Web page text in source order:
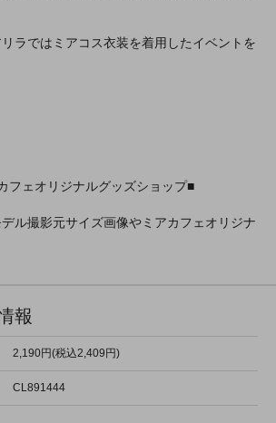
ラではミアコス衣装を着用したイベントを
フェオリジナルグッズショップ■
ル撮影元サイズ画像やミアカフェオリジナ
報
2,190円(税込2,409円)
CL891444